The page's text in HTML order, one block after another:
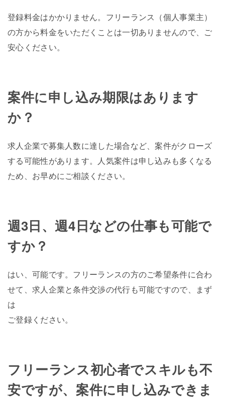
登録料金はかかりません。フリーランス（個人事業主）
の方から料金をいただくことは一切ありませんので、ご
安心ください。
案件に申し込み期限はあります
か？
求人企業で募集人数に達した場合など、案件がクローズ
する可能性があります。人気案件は申し込みも多くなる
ため、お早めにご相談ください。
週3日、週4日などの仕事も可能で
すか？
はい、可能です。フリーランスの方のご希望条件に合わ
せて、求人企業と条件交渉の代行も可能ですので、まず
は
ご登録ください。
フリーランス初心者でスキルも不
安ですが、案件に申し込みできま